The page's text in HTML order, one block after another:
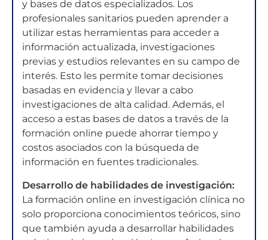
y bases de datos especializados. Los
profesionales sanitarios pueden aprender a
utilizar estas herramientas para acceder a
información actualizada, investigaciones
previas y estudios relevantes en su campo de
interés. Esto les permite tomar decisiones
basadas en evidencia y llevar a cabo
investigaciones de alta calidad. Además, el
acceso a estas bases de datos a través de la
formación online puede ahorrar tiempo y
costos asociados con la búsqueda de
información en fuentes tradicionales.
Desarrollo de habilidades de investigación:
La formación online en investigación clínica no
solo proporciona conocimientos teóricos, sino
que también ayuda a desarrollar habilidades